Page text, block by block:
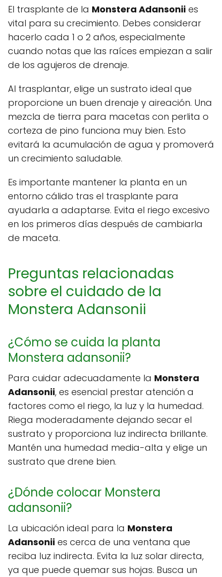
El trasplante de la Monstera Adansonii es
vital para su crecimiento. Debes considerar
hacerlo cada 1 o 2 años, especialmente
cuando notas que las raíces empiezan a salir
de los agujeros de drenaje.
Al trasplantar, elige un sustrato ideal que
proporcione un buen drenaje y aireación. Una
mezcla de tierra para macetas con perlita o
corteza de pino funciona muy bien. Esto
evitará la acumulación de agua y promoverá
un crecimiento saludable.
Es importante mantener la planta en un
entorno cálido tras el trasplante para
ayudarla a adaptarse. Evita el riego excesivo
en los primeros días después de cambiarla
de maceta.
Preguntas relacionadas
sobre el cuidado de la
Monstera Adansonii
¿Cómo se cuida la planta
Monstera adansonii?
Para cuidar adecuadamente la Monstera
Adansonii, es esencial prestar atención a
factores como el riego, la luz y la humedad.
Riega moderadamente dejando secar el
sustrato y proporciona luz indirecta brillante.
Mantén una humedad media-alta y elige un
sustrato que drene bien.
¿Dónde colocar Monstera
adansonii?
La ubicación ideal para la Monstera
Adansonii es cerca de una ventana que
reciba luz indirecta. Evita la luz solar directa,
ya que puede quemar sus hojas. Busca un